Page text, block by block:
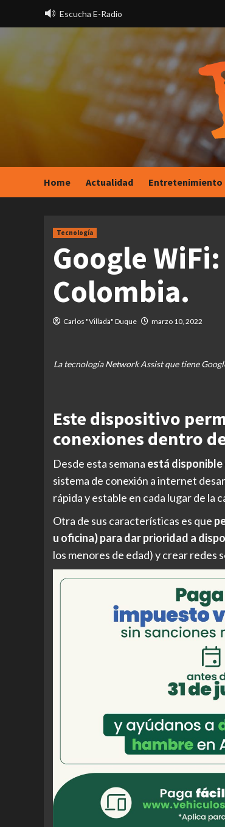
Escucha E-Radio
Home Actualidad Entretenimiento
Tecnología
Google
Colombia.
Carlos "Villada" Duque marzo 10, 2022
La tecnología Network Assist que tiene
Este dispositivo
conexiones dentro
Desde esta semana está disponible
sistema de conexión a internet
rápida y estable en cada lugar de la
Otra de sus características es que
u oficina) para dar prioridad a
los menores de edad) y crear redes